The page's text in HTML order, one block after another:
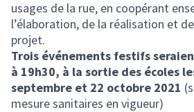
usages de la rue, en coopérant
l’élaboration, de la réalisation et
projet.
Trois événements festifs
à 19h30, à la sortie des écoles
septembre et 22 octobre 2021
mesure sanitaires en vigueur)